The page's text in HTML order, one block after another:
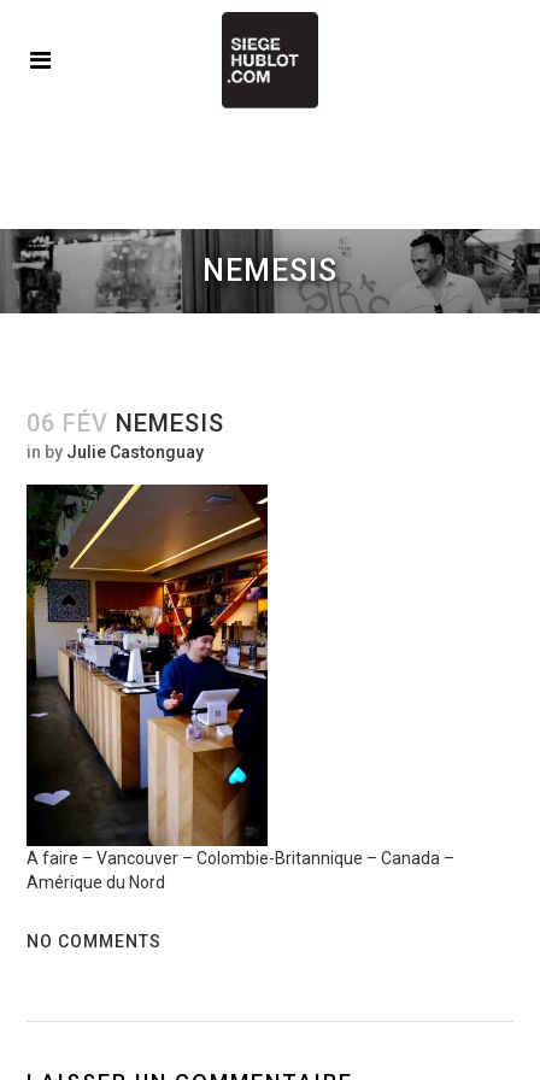
NEMESIS
06 FÉV NEMESIS
in by Julie Castonguay
A faire – Vancouver – Colombie-Britannique – Canada –
Amérique du Nord
NO COMMENTS